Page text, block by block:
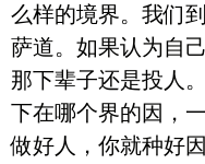
么样的境界。我们
萨道。如果认为自
那下辈子还是投人
下在哪个界的因，
做好人，你就种好